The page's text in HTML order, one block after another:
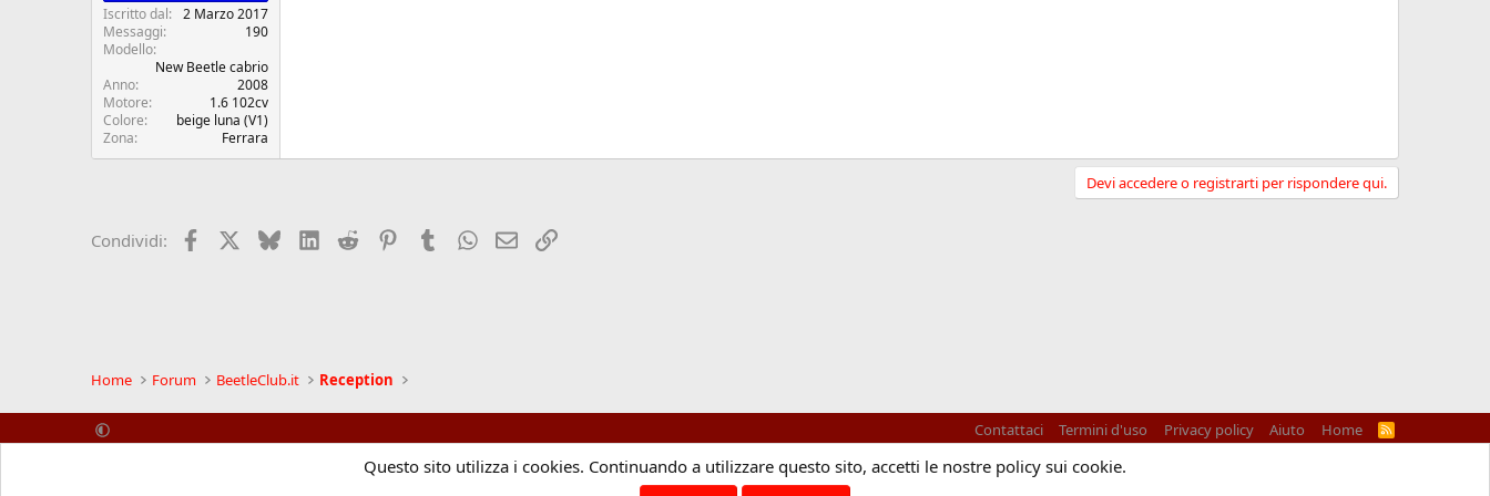
Iscritto dal
2 Marzo 2017
Messaggi
190
Modello
New Beetle cabrio
Anno
2008
Motore
1.6 102cv
Colore
beige luna (V1)
Zona
Ferrara
Devi accedere o registrarti per rispondere qui.
Condividi: FacebookX (Twitter)
BlueskyLinkedInReddit PinterestTumblrWhatsApp
EmailLink
Home Forum BeetleClub.it Reception
Contattaci Termini d'uso Privacy policy Aiuto Home
R
S
Community platform by XenForo® © 2010-2025 XenForo Ltd.
Questo sito utilizza i cookies. Continuando a utilizzare questo sito, accetti le nostre policy sui cookie.